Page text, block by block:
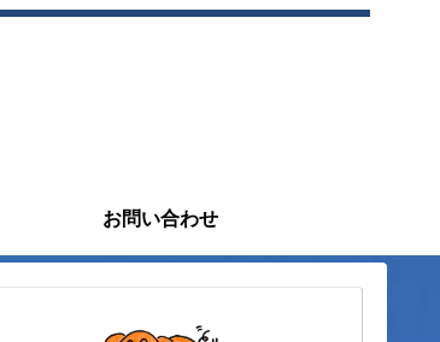
お問い合わせ